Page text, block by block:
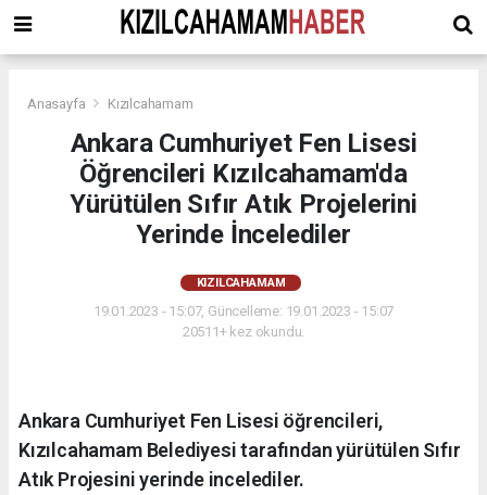
Anasayfa Kızılcahamam
Ankara Cumhuriyet Fen Lisesi
Öğrencileri Kızılcahamam'da
Yürütülen Sıfır Atık Projelerini
Yerinde İncelediler
KIZILCAHAMAM
19.01.2023 - 15:07, Güncelleme: 19.01.2023 - 15:07
20511+ kez okundu.
Ankara Cumhuriyet Fen Lisesi öğrencileri,
Kızılcahamam Belediyesi tarafından yürütülen Sıfır
Atık Projesini yerinde incelediler.